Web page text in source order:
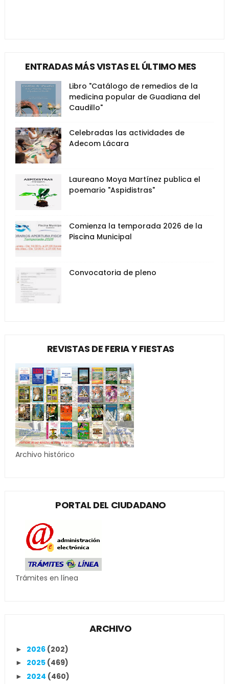
ENTRADAS MÁS VISTAS EL ÚLTIMO MES
Libro "Catálogo de remedios de la
medicina popular de Guadiana del
Caudillo"
Celebradas las actividades de
Adecom Lácara
Laureano Moya Martínez publica el
poemario "Aspidistras"
Comienza la temporada 2026 de la
Piscina Municipal
Convocatoria de pleno
REVISTAS DE FERIA Y FIESTAS
Archivo histórico
PORTAL DEL CIUDADANO
Trámites en línea
ARCHIVO
► 2026 (202)
► 2025 (469)
► 2024 (460)